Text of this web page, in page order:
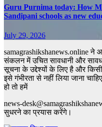
Guru Purnima today: How
Sandipani schools as new
July 29, 2026
samagrashikshanews.online ने
संकलन में उचित सावधानी और
सूचना के उद्देश्यों के लिए है और
इसे गंभीरता से नहीं लिया जाना
हो तो हमें
news-
सुधरने का प्रयास करेंगे।